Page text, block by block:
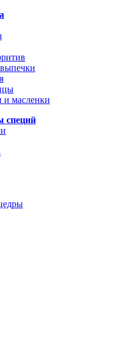
и масленки
специй